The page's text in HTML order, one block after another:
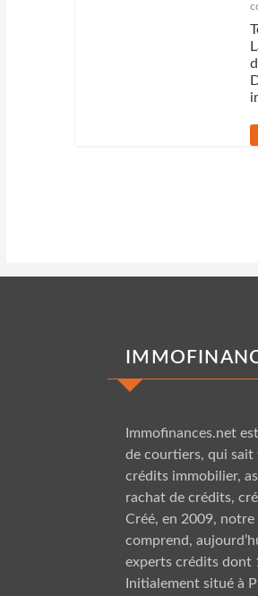
Immofinances.net
de courtiers, qui sait
crédits immobilier,
rachat de crédits,
Créé, en 2009,
comprend,
experts crédits dont
Initialement situé à